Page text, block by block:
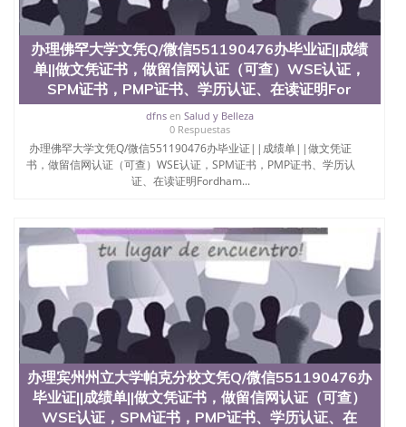
办理佛罕大学文凭Q/微信551190476办毕业证||成绩
单||做文凭证书，做留信网认证（可查）WSE认证，
SPM证书，PMP证书、学历认证、在读证明For
dfnsen Salud y Belleza
0 Respuestas
办理佛罕大学文凭Q/微信551190476办毕业证||成绩单||做文凭证
书，做留信网认证（可查）WSE认证，SPM证书，PMP证书、学历认
证、在读证明Fordham...
办理宾州州立大学帕克分校文凭Q/微信551190476办
毕业证||成绩单||做文凭证书，做留信网认证（可查）
WSE认证，SPM证书，PMP证书、学历认证、在